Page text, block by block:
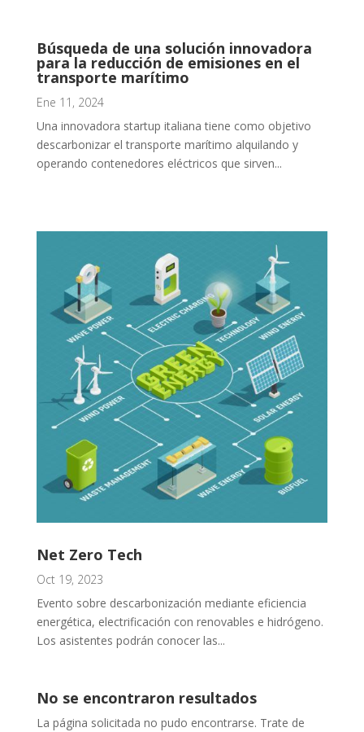
Búsqueda de una solución innovadora
para la reducción de emisiones en el
transporte marítimo
Ene 11, 2024
Una innovadora startup italiana tiene como objetivo
descarbonizar el transporte marítimo alquilando y
operando contenedores eléctricos que sirven...
Net Zero Tech
Oct 19, 2023
Evento sobre descarbonización mediante eficiencia
energética, electrificación con renovables e hidrógeno.
Los asistentes podrán conocer las...
No se encontraron resultados
La página solicitada no pudo encontrarse. Trate de